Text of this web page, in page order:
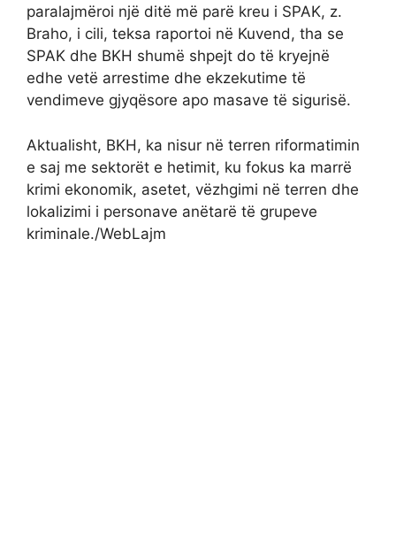
paralajmëroi një ditë më parë kreu i SPAK, z.
Braho, i cili, teksa raportoi në Kuvend, tha se
SPAK dhe BKH shumë shpejt do të kryejnë
edhe vetë arrestime dhe ekzekutime të
vendimeve gjyqësore apo masave të sigurisë.
Aktualisht, BKH, ka nisur në terren riformatimin
e saj me sektorët e hetimit, ku fokus ka marrë
krimi ekonomik, asetet, vëzhgimi në terren dhe
lokalizimi i personave anëtarë të grupeve
kriminale./WebLajm